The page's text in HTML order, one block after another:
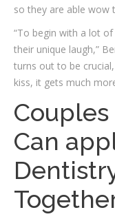
so they are able wow
“To begin with a lot
their unique laugh,”
turns out to be
kiss, it gets much
Can